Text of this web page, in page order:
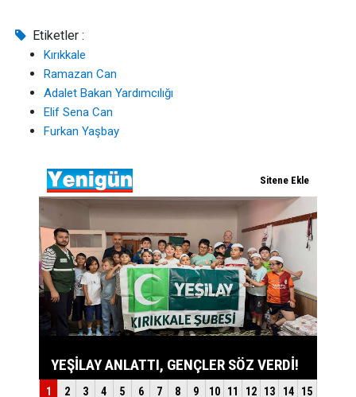
Etiketler :
Kırıkkale
Ramazan Can
Adalet Bakan Yardımcılığı
Elif Sena Can
Furkan Yaşbay